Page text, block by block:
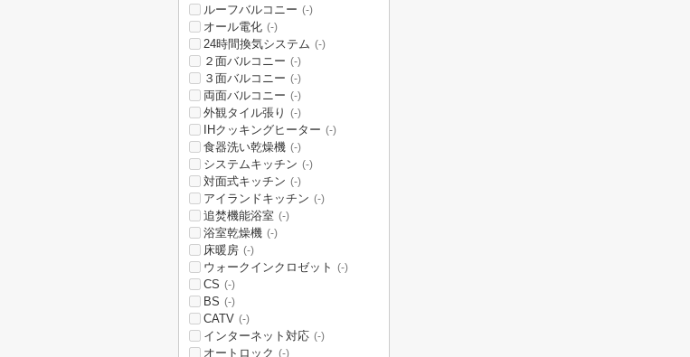
ルーフバルコニー (-)
オール電化 (-)
24時間換気システム (-)
２面バルコニー (-)
３面バルコニー (-)
両面バルコニー (-)
外観タイル張り (-)
IHクッキングヒーター (-)
食器洗い乾燥機 (-)
システムキッチン (-)
対面式キッチン (-)
アイランドキッチン (-)
追焚機能浴室 (-)
浴室乾燥機 (-)
床暖房 (-)
ウォークインクロゼット (-)
CS (-)
BS (-)
CATV (-)
インターネット対応 (-)
オートロック (-)